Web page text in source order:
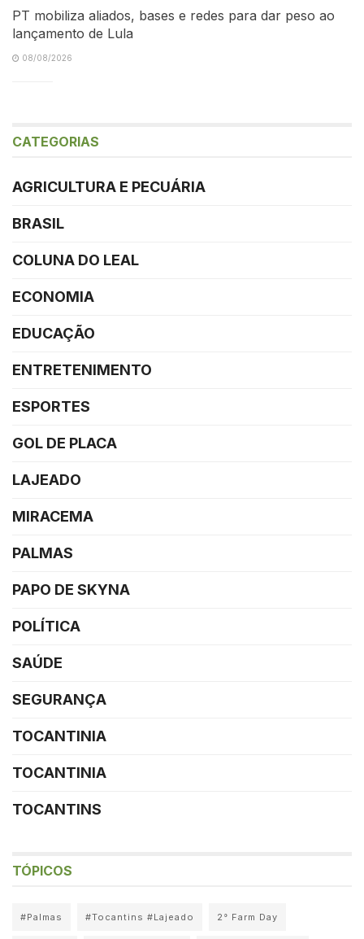
PT mobiliza aliados, bases e redes para dar peso ao
lançamento de Lula
08/08/2026
CATEGORIAS
AGRICULTURA E PECUÁRIA
BRASIL
COLUNA DO LEAL
ECONOMIA
EDUCAÇÃO
ENTRETENIMENTO
ESPORTES
GOL DE PLACA
LAJEADO
MIRACEMA
PALMAS
PAPO DE SKYNA
POLÍTICA
SAÚDE
SEGURANÇA
TOCANTINIA
TOCANTINIA
TOCANTINS
TÓPICOS
#Palmas #Tocantins #Lajeado 2° Farm Day